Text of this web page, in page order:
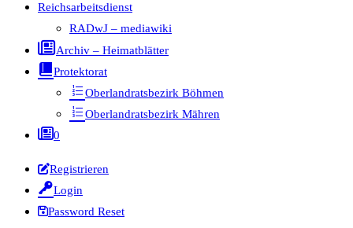
Reichsarbeitsdienst
RADwJ – mediawiki
Archiv – Heimatblätter
Protektorat
Oberlandratsbezirk Böhmen
Oberlandratsbezirk Mähren
0
Registrieren
Login
Password Reset